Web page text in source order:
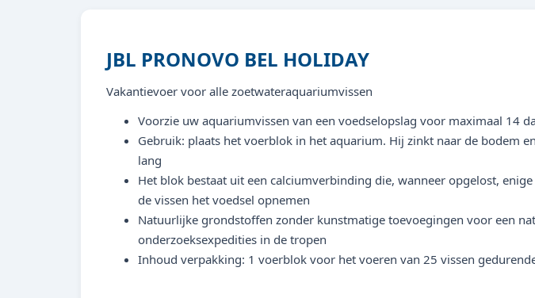
JBL PRONOVO BEL HOLIDAY
Vakantievoer voor alle zoetwateraquariumvissen
Voorzie uw aquariumvissen van een voedselopslag voor maximaal 14
Gebruik: plaats het voerblok in het aquarium. Hij zinkt naar de bodem
lang
Het blok bestaat uit een calciumverbinding die, wanneer opgelost,
de vissen het voedsel opnemen
Natuurlijke grondstoffen zonder kunstmatige toevoegingen voor een
onderzoeksexpedities in de tropen
Inhoud verpakking: 1 voerblok voor het voeren van 25 vissen